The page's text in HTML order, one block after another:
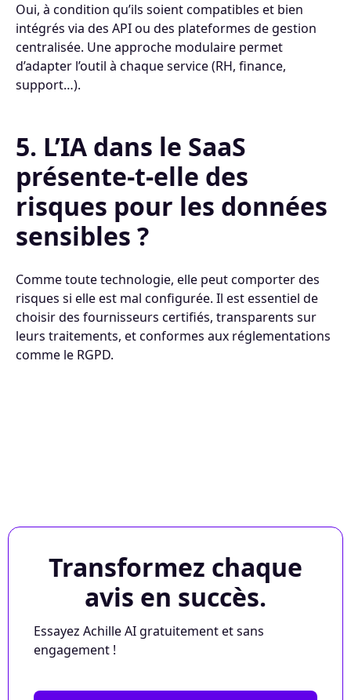
Oui, à condition qu’ils soient compatibles et bien
intégrés via des API ou des plateformes de gestion
centralisée. Une approche modulaire permet
d’adapter l’outil à chaque service (RH, finance,
support…).
5. L’IA dans le SaaS
présente-t-elle des
risques pour les données
sensibles ?
Comme toute technologie, elle peut comporter des
risques si elle est mal configurée. Il est essentiel de
choisir des fournisseurs certifiés, transparents sur
leurs traitements, et conformes aux réglementations
comme le RGPD.
Transformez chaque
avis en succès.
Essayez Achille AI gratuitement et sans
engagement !